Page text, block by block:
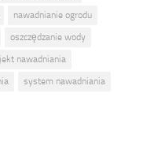
nawadnianie ogrodu
oszczędzanie wody
nawadniania
system nawadniania